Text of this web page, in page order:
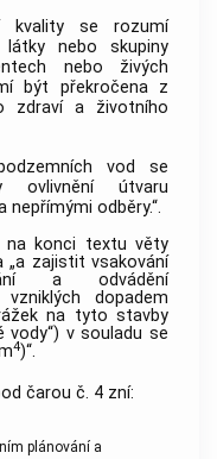
kvality se rozumí
látky nebo skupiny
nebo živých
být překročena z
zdraví a životního
vod se
ovlivnění útvaru
odběry.“.
konci textu věty
„a zajistit vsakování
a odvádění
dopadem
na tyto stavby
vody“) v souladu se
4)“.
čarou č. 4 zní:
plánování a